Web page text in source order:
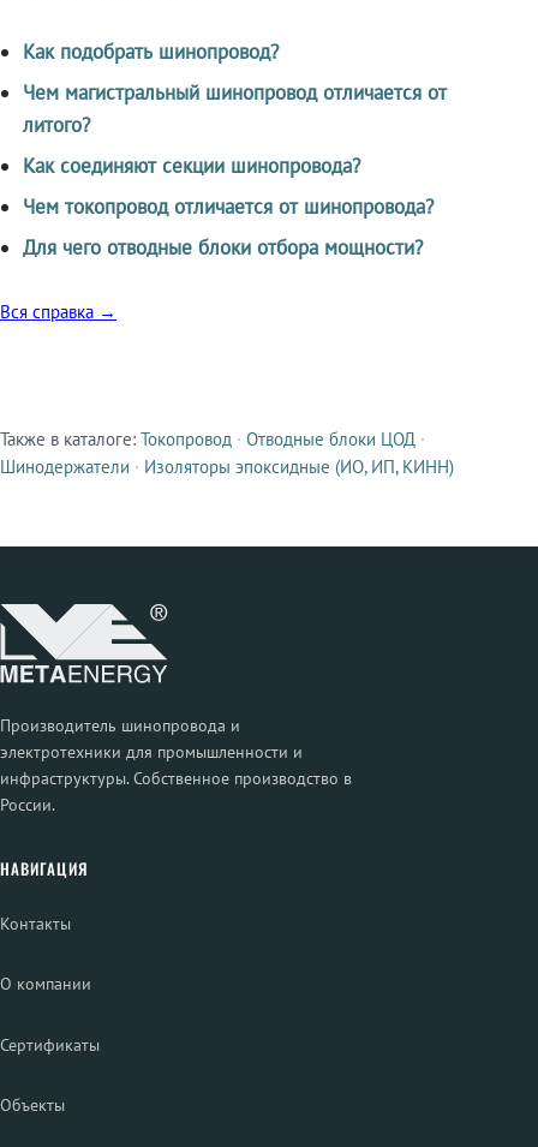
Как подобрать шинопровод?
Чем магистральный шинопровод отличается от
литого?
Как соединяют секции шинопровода?
Чем токопровод отличается от шинопровода?
Для чего отводные блоки отбора мощности?
Вся справка →
Смежные продукты
Также в каталоге: Токопровод · Отводные блоки ЦОД ·
Шинодержатели · Изоляторы эпоксидные (ИО, ИП, КИНН)
Производитель шинопровода и
электротехники для промышленности и
инфраструктуры. Собственное производство в
России.
НАВИГАЦИЯ
Контакты
О компании
Сертификаты
Объекты